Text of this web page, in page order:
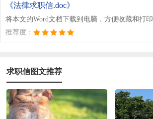
《法律求职信.doc》
将本文的Word文档下载到电脑，方便收藏和打印
推荐度：
求职信图文推荐